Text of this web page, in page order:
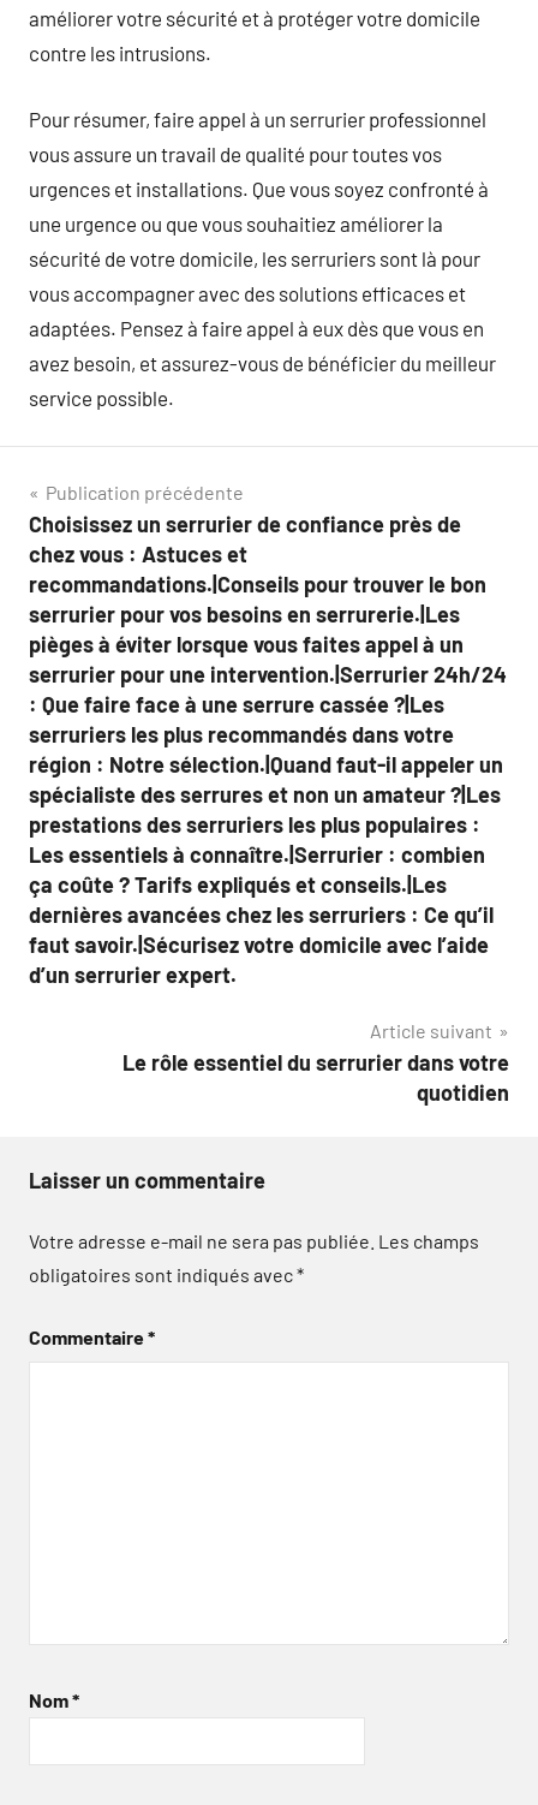
améliorer votre sécurité et à protéger votre domicile
contre les intrusions.
Pour résumer, faire appel à un serrurier professionnel
vous assure un travail de qualité pour toutes vos
urgences et installations. Que vous soyez confronté à
une urgence ou que vous souhaitiez améliorer la
sécurité de votre domicile, les serruriers sont là pour
vous accompagner avec des solutions efficaces et
adaptées. Pensez à faire appel à eux dès que vous en
avez besoin, et assurez-vous de bénéficier du meilleur
service possible.
Navigation
de
l’article
Publication précédente
Choisissez un serrurier de confiance près de
chez vous : Astuces et
recommandations.|Conseils pour trouver le bon
serrurier pour vos besoins en serrurerie.|Les
pièges à éviter lorsque vous faites appel à un
serrurier pour une intervention.|Serrurier 24h/24
: Que faire face à une serrure cassée ?|Les
serruriers les plus recommandés dans votre
région : Notre sélection.|Quand faut-il appeler un
spécialiste des serrures et non un amateur ?|Les
prestations des serruriers les plus populaires :
Les essentiels à connaître.|Serrurier : combien
ça coûte ? Tarifs expliqués et conseils.|Les
dernières avancées chez les serruriers : Ce qu’il
faut savoir.|Sécurisez votre domicile avec l’aide
d’un serrurier expert.
Article suivant
Le rôle essentiel du serrurier dans votre
quotidien
Laisser un commentaire
Votre adresse e-mail ne sera pas publiée. Les champs
obligatoires sont indiqués avec*
Commentaire*
Nom*